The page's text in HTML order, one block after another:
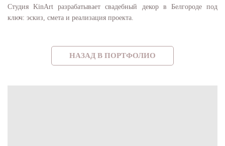
Студия KinArt разрабатывает свадебный декор в Белгороде под
ключ: эскиз, смета и реализация проекта.
НАЗАД В ПОРТФОЛИО